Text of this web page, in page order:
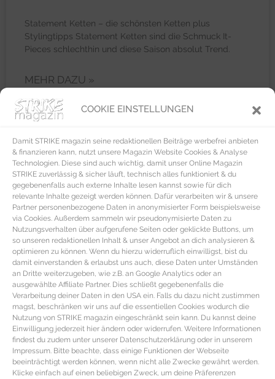
COOKIE EINSTELLUNGEN
Damit STRIKE magazin seine redaktionellen Beiträge werbefrei anbieten
& finanzieren kann, nutzt unsere Magazin Website Cookies & Analyse
Technologien. Diese sind auch wichtig, damit unser Online Magazin
STRIKE zuverlässig & sicher läuft, technisch alles funktioniert & du
gegebenenfalls auch externe Inhalte lesen kannst sowie für dich
relevante Inhalte gezeigt werden können. Dafür verarbeiten wir & unsere
Partner personenbezogene Daten in anonymisierter Form beispielsweise
via Cookies. Außerdem sammeln wir pseudonymisierte Daten zu
Nutzungsverhalten über aufgerufene Seiten oder geklickte Buttons, um
so unseren redaktionellen Inhalt & unser Angebot an dich analysieren &
optimieren zu können. Wenn du hierzu widerruflich einwilligst, bist du
damit einverstanden & erlaubst uns auch, diese Daten unter Umständen
an Dritte weiterzugeben, wie z.B. an Google Analytics oder an
ausgewählte Affiliate Partner. Dies schließt gegebenenfalls die
Verarbeitung deiner Daten in den USA ein. Falls du dazu nicht zustimmen
magst, beschränken wir uns auf die essentiellen Cookies wodurch die
Nutzung von STRIKE magazin eingeschränkt sein kann. Du kannst deine
Einwilligung jederzeit hier ändern oder widerrufen. Weitere Informationen
findest du zudem unter unserer Datenschutzerklärung oder in unserem
Impressum. Bitte beachte, dass einige Funktionen der Webseite
beeinträchtigt werden können, wenn nicht alle Zwecke gewährt werden.
Klicke einfach auf einen beliebigen Zweck, um deine Präferenzen
Statement Ketten – die schönsten Ketten plus
Stylingtipps Statement Ketten sind die Schmuck It-
Pieces schlechthin und diese Saison absolut Trend.
MEHR DAZU »
FASHION